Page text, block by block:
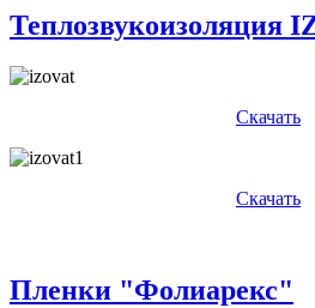
Теплозвукоизоляция
Скачать
Скачать
Пленки "Фолиарекс"